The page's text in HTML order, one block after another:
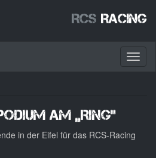
RCS Racing
am „Ring“
in der Eifel für das RCS-Racing